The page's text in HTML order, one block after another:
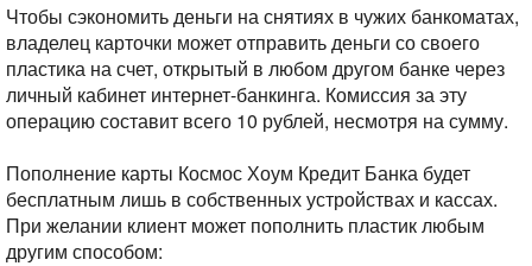
Чтобы сэкономить деньги на снятиях в чужих банкоматах,
владелец карточки может отправить деньги со своего
пластика на счет, открытый в любом другом банке через
личный кабинет интернет-банкинга. Комиссия за эту
операцию составит всего 10 рублей, несмотря на сумму.
Пополнение карты Космос Хоум Кредит Банка будет
бесплатным лишь в собственных устройствах и кассах.
При желании клиент может пополнить пластик любым
другим способом: